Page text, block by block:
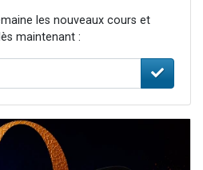
les nouveaux cours et
maintenant :